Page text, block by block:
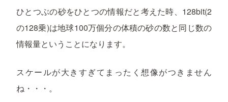
ひとつぶの砂をひとつの情報だと考えた時、128bit(2
の128乗)は地球100万個分の体積の砂の数と同じ数の
情報量ということになります。
スケールが大きすぎてまったく想像がつきません
ね・・・。